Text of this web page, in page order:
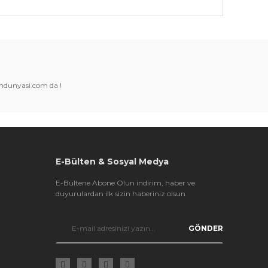
tarafımıza iletebilirsiniz.
da !
E-Bülten & Sosyal Medya
E-Bültene Abone Olun indirim, haber ve
duyurulardan ilk sizin haberiniz olsun
GÖNDER